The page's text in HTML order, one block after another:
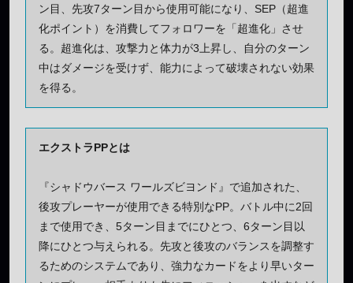
ン目、先攻7ターン目から使用可能になり、SEP（超進
化ポイント）を消費してフォロワーを「超進化」させ
る。超進化は、攻撃力と体力が3上昇し、自分のターン
中はダメージを受けず、能力によって破壊されない効果
を得る。
エクストラPPとは
『シャドウバース ワールズビヨンド』で追加された、
後攻プレーヤーが使用できる特別なPP。バトル中に2回
まで使用でき、5ターン目までにひとつ、6ターン目以
降にひとつ与えられる。先攻と後攻のバランスを調整す
るためのシステムであり、強力なカードをより早いター